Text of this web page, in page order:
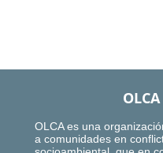
OLCA
OLCA es una
a comunidades en